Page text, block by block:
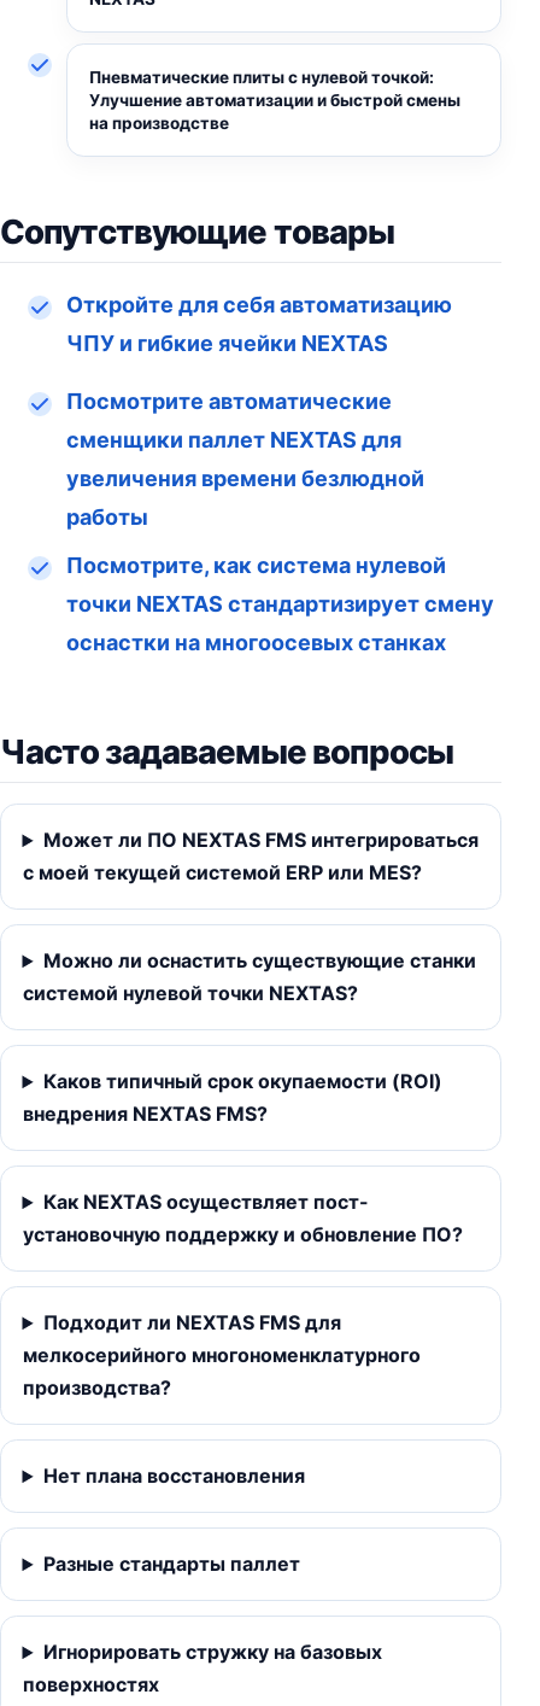
Пневматические плиты с нулевой точкой:
Улучшение автоматизации и быстрой смены
на производстве
Сопутствующие товары
Откройте для себя автоматизацию
ЧПУ и гибкие ячейки NEXTAS
Посмотрите автоматические
сменщики паллет NEXTAS для
увеличения времени безлюдной
работы
Посмотрите, как система нулевой
точки NEXTAS стандартизирует смену
оснастки на многоосевых станках
Часто задаваемые вопросы
Может ли ПО NEXTAS FMS интегрироваться
с моей текущей системой ERP или MES?
Можно ли оснастить существующие станки
системой нулевой точки NEXTAS?
Каков типичный срок окупаемости (ROI)
внедрения NEXTAS FMS?
Как NEXTAS осуществляет пост-
установочную поддержку и обновление ПО?
Подходит ли NEXTAS FMS для
мелкосерийного многономенклатурного
производства?
Нет плана восстановления
Разные стандарты паллет
Игнорировать стружку на базовых
поверхностях